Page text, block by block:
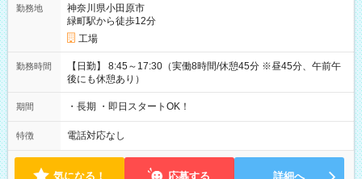
勤務地
神奈川県小田原市
緑町駅から徒歩12分
工場
勤務時間
【日勤】 8:45～17:30（実働8時間/休憩45分 ※昼45分、午前午
後にも休憩あり）
期間 ・長期 ・即日スタートOK！
特徴 電話対応なし
気になる！ 応募する 詳細へ